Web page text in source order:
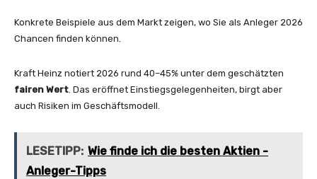
Konkrete Beispiele aus dem Markt zeigen, wo Sie als Anleger 2026
Chancen finden können.
Kraft Heinz notiert 2026 rund 40–45% unter dem geschätzten
fairen Wert. Das eröffnet Einstiegsgelegenheiten, birgt aber
auch Risiken im Geschäftsmodell.
LESETIPP: Wie finde ich die besten Aktien -
Anleger-Tipps